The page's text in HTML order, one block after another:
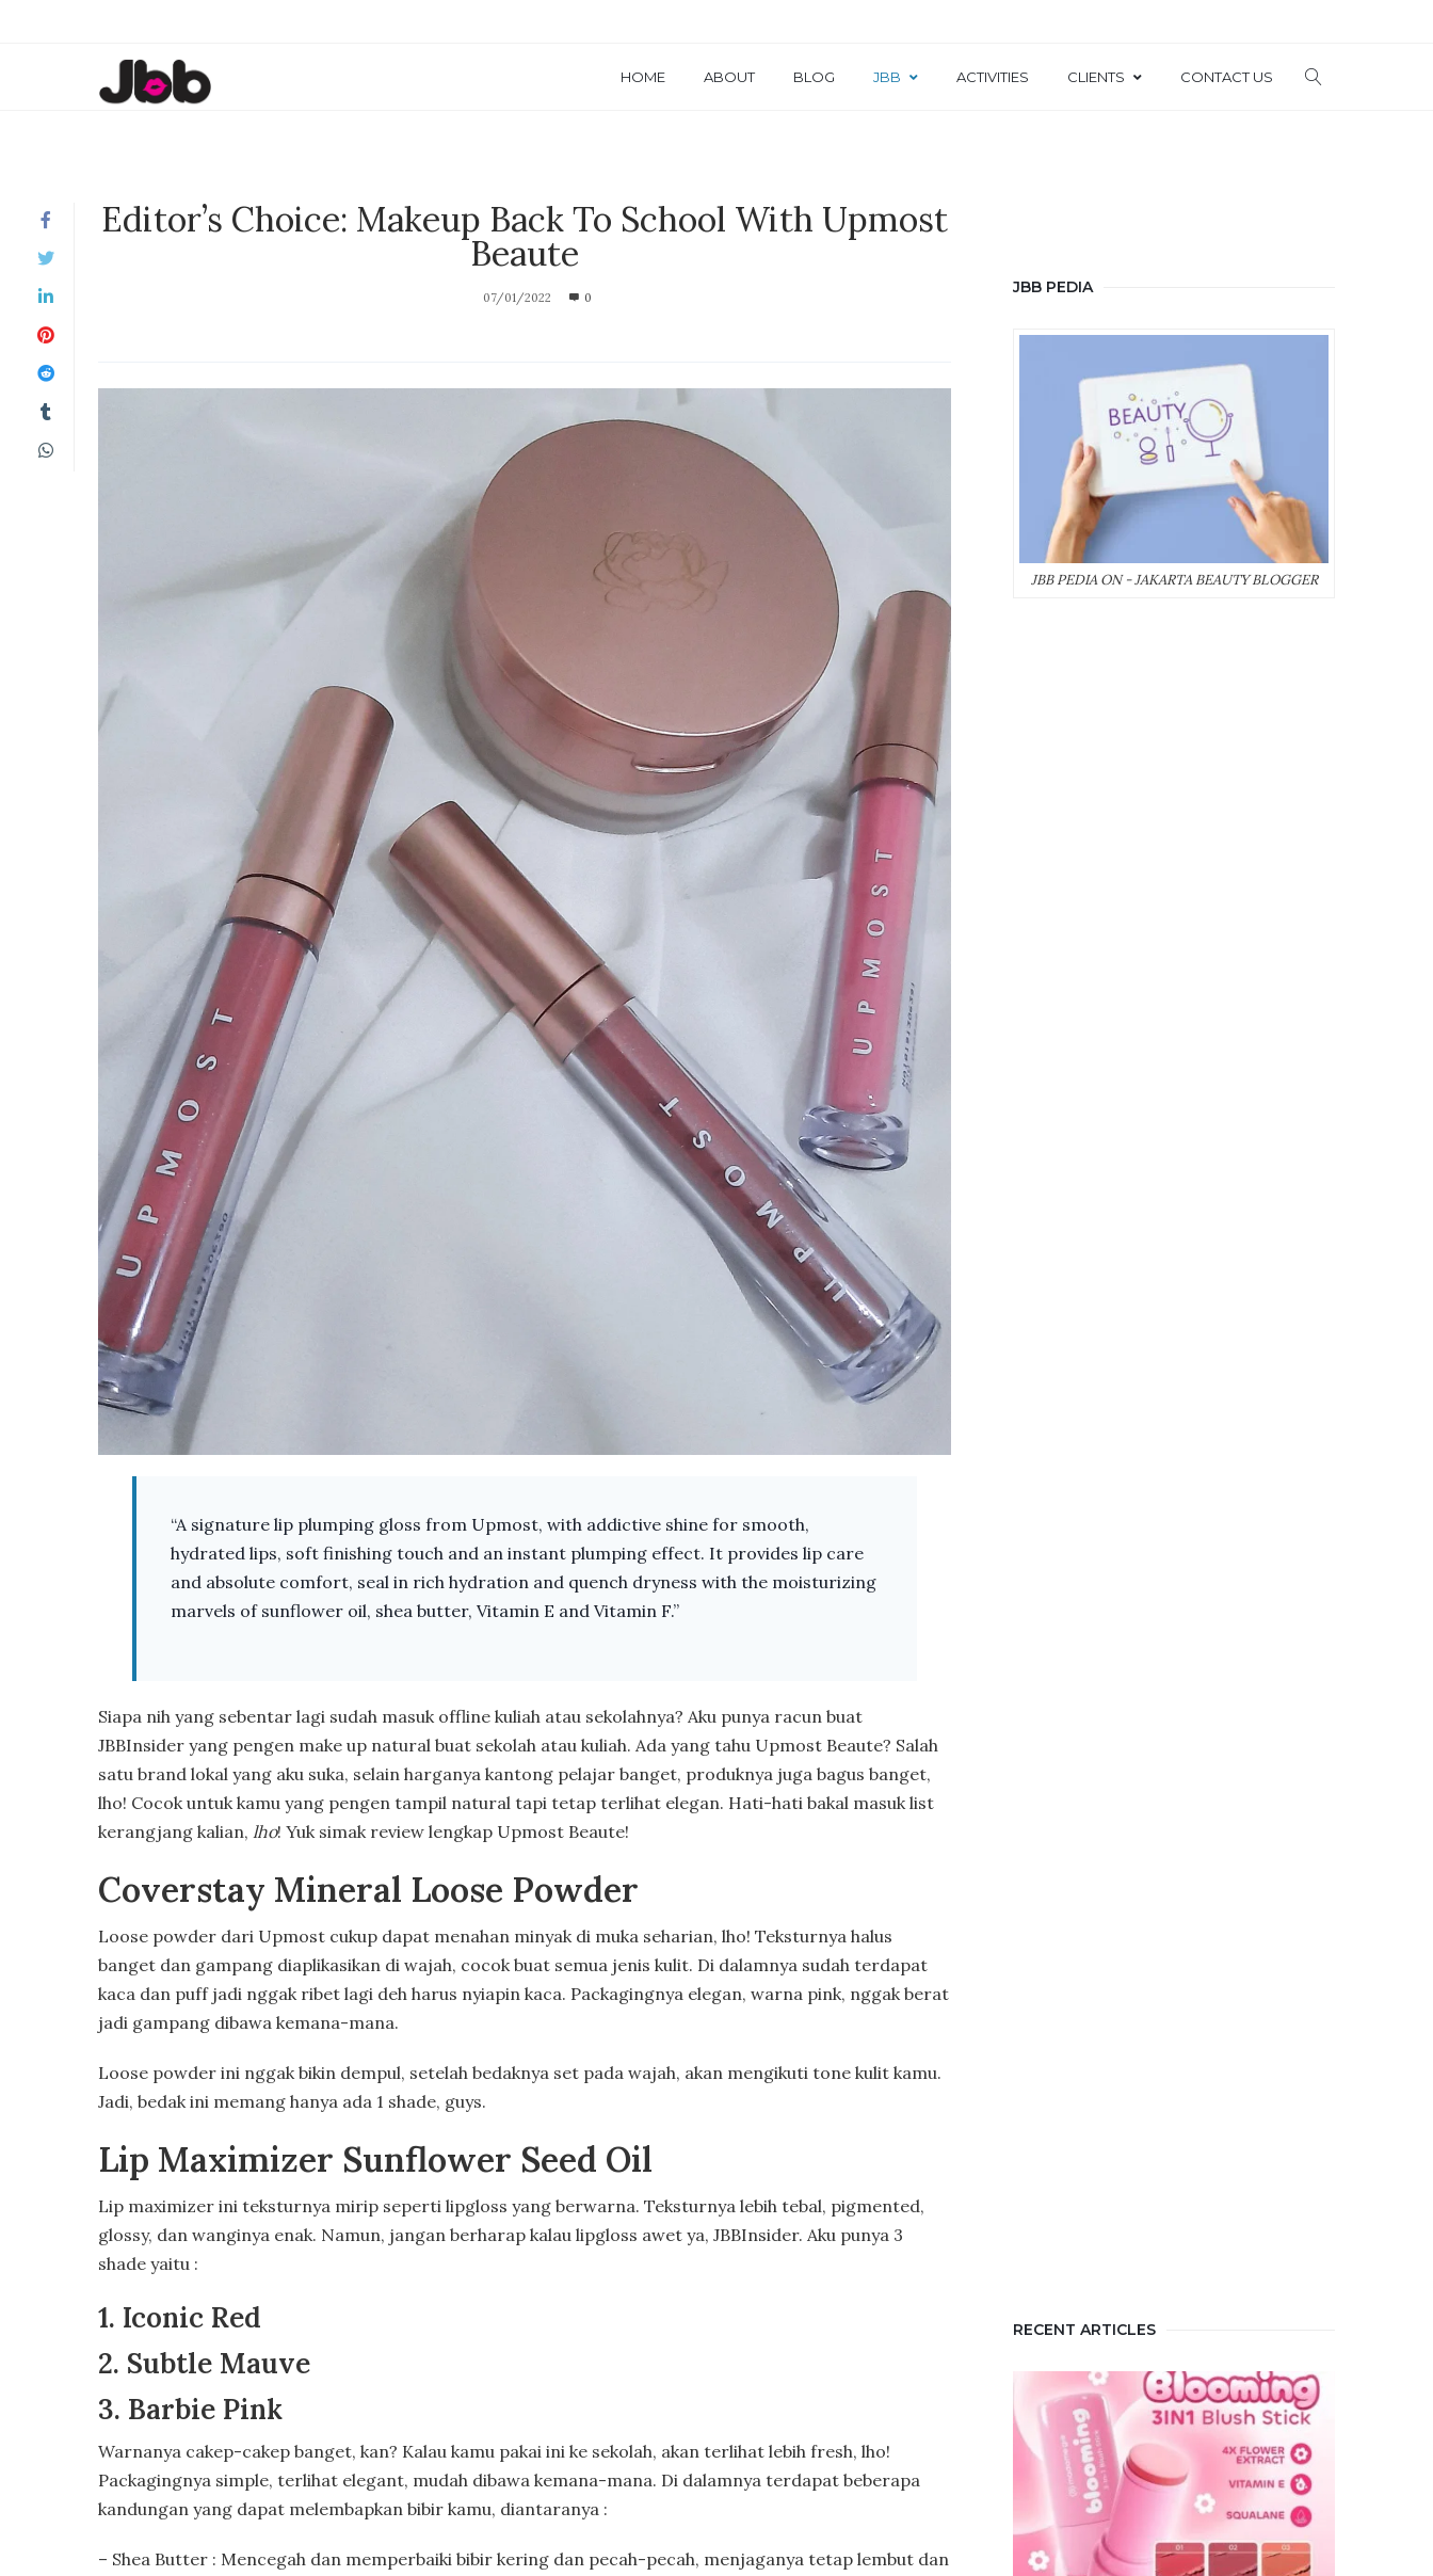
HOME ABOUT BLOG JBB ACTIVITIES CLIENTS CONTACT US
Editor’s Choice: Makeup Back To School With Upmost
Beaute
07/01/2022 0
“A signature lip plumping gloss from Upmost, with addictive shine for smooth,
hydrated lips, soft finishing touch and an instant plumping effect. It provides lip care
and absolute comfort, seal in rich hydration and quench dryness with the moisturizing
marvels of sunflower oil, shea butter, Vitamin E and Vitamin F.”
Siapa nih yang sebentar lagi sudah masuk offline kuliah atau sekolahnya? Aku punya racun buat
JBBInsider yang pengen make up natural buat sekolah atau kuliah. Ada yang tahu Upmost Beaute? Salah
satu brand lokal yang aku suka, selain harganya kantong pelajar banget, produknya juga bagus banget,
lho! Cocok untuk kamu yang pengen tampil natural tapi tetap terlihat elegan. Hati-hati bakal masuk list
kerangjang kalian, lho! Yuk simak review lengkap Upmost Beaute!
Coverstay Mineral Loose Powder
Loose powder dari Upmost cukup dapat menahan minyak di muka seharian, lho! Teksturnya halus
banget dan gampang diaplikasikan di wajah, cocok buat semua jenis kulit. Di dalamnya sudah terdapat
kaca dan puff jadi nggak ribet lagi deh harus nyiapin kaca. Packagingnya elegan, warna pink, nggak berat
jadi gampang dibawa kemana-mana.
Loose powder ini nggak bikin dempul, setelah bedaknya set pada wajah, akan mengikuti tone kulit kamu.
Jadi, bedak ini memang hanya ada 1 shade, guys.
Lip Maximizer Sunflower Seed Oil
Lip maximizer ini teksturnya mirip seperti lipgloss yang berwarna. Teksturnya lebih tebal, pigmented,
glossy, dan wanginya enak. Namun, jangan berharap kalau lipgloss awet ya, JBBInsider. Aku punya 3
shade yaitu :
1. Iconic Red
2. Subtle Mauve
3. Barbie Pink
Warnanya cakep-cakep banget, kan? Kalau kamu pakai ini ke sekolah, akan terlihat lebih fresh, lho!
Packagingnya simple, terlihat elegant, mudah dibawa kemana-mana. Di dalamnya terdapat beberapa
kandungan yang dapat melembapkan bibir kamu, diantaranya :
– Shea Butter : Mencegah dan memperbaiki bibir kering dan pecah-pecah, menjaganya tetap lembut dan
JBB PEDIA
JBB PEDIA ON - JAKARTA BEAUTY BLOGGER
RECENT ARTICLES